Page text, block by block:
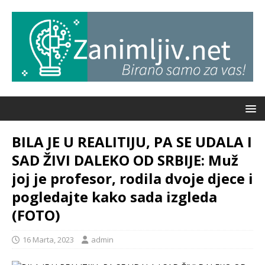
BILA JE U REALITIJU, PA SE UDALA I
SAD ŽIVI DALEKO OD SRBIJE: Muž
joj je profesor, rodila dvoje djece i
pogledajte kako sada izgleda
(FOTO)
16 Marta, 2023 admin